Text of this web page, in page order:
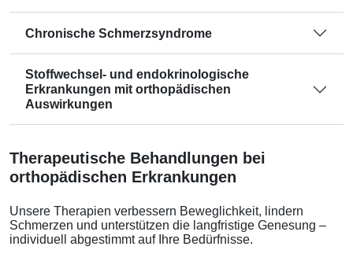
Chronische Schmerzsyndrome
Stoffwechsel- und endokrinologische
Erkrankungen mit orthopädischen
Auswirkungen
Therapeutische Behandlungen bei
orthopädischen Erkrankungen
Unsere Therapien verbessern Beweglichkeit, lindern
Schmerzen und unterstützen die langfristige Genesung –
individuell abgestimmt auf Ihre Bedürfnisse.